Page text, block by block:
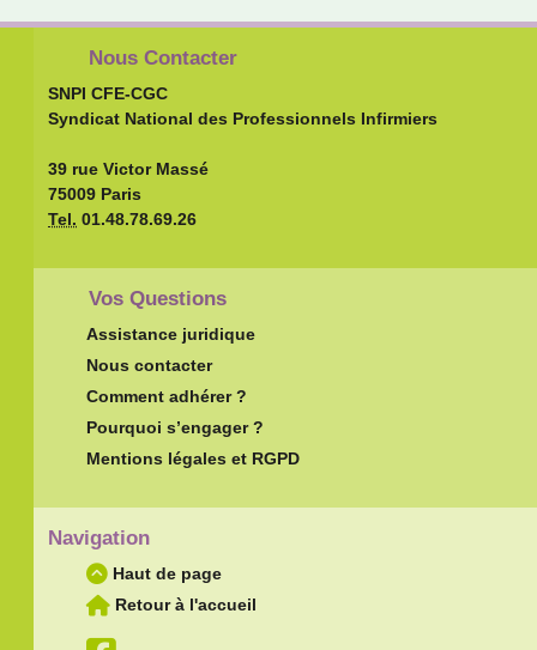
Nous Contacter
SNPI CFE-CGC
Syndicat National des Professionnels Infirmiers
39 rue Victor Massé
75009 Paris
Tel. 01.48.78.69.26
Vos Questions
Assistance juridique
Nous contacter
Comment adhérer ?
Pourquoi s’engager ?
Mentions légales et RGPD
Navigation
Haut de page
Retour à l'accueil